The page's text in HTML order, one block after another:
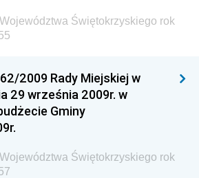
Ministra Rozwoju, Pracy i
Ministra Kultury, Dziedzictwa
Ministra Rodziny i Polityki
Komendy Głównej Straży
Świętokrzyskiego rok
2009 Rady Miejskiej w
29 września 2009r. w
Gminy
Świętokrzyskiego rok